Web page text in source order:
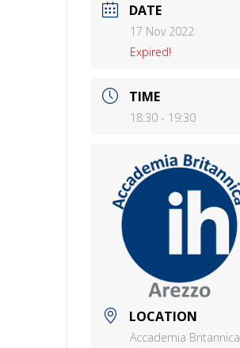
DATE
17 Nov 2022
Expired!
TIME
18:30 - 19:30
LOCATION
Accademia Britannica